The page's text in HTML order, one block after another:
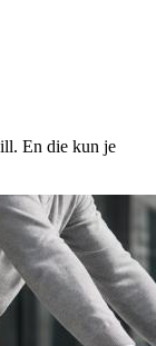
En die kun je